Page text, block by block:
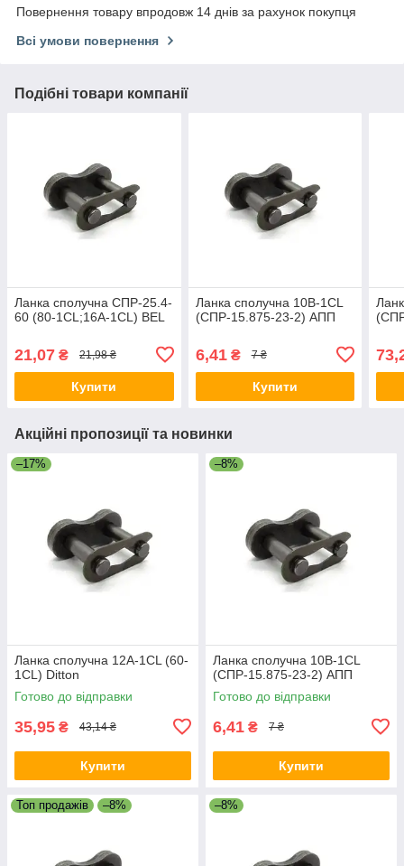
Повернення товару впродовж 14 днів за рахунок покупця
Всі умови повернення
Подібні товари компанії
Ланка сполучна СПР-25.4-
60 (80-1CL;16A-1CL) BEL
21,07 ₴ 21,98 ₴
Купити
Ланка сполучна 10B-1CL
(СПР-15.875-23-2) АПП
6,41₴ 7 ₴
Купити
Акційні пропозиції та новинки
–17%
Ланка сполучна 12A-1CL (60-
1CL) Ditton
Готово до відправки
35,95 ₴ 43,14 ₴
Купити
–8%
Ланка сполучна 10B-1CL
(СПР-15.875-23-2) АПП
Готово до відправки
6,41 ₴ 7 ₴
Купити
Топ продажів –8% –8%